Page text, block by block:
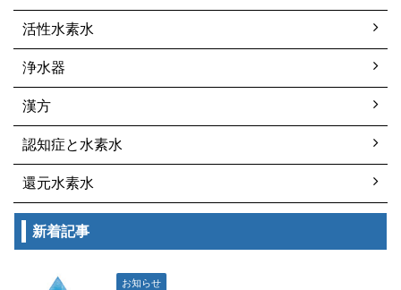
活性水素水
浄水器
漢方
認知症と水素水
還元水素水
新着記事
お知らせ